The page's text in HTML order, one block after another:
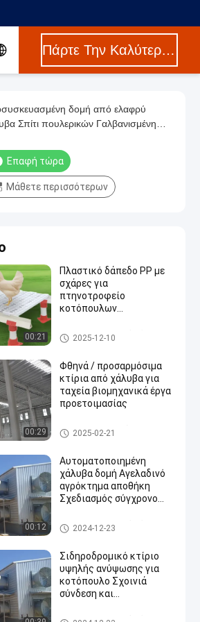
Πάρτε Την Καλύτερη Τιμή
δομή από ελαφρύ
Σπίτι πουλερικών Γαλβανισμένη
Επαφή τώρα
Μάθετε περισσότερων
00:21
Πλαστικό δάπεδο PP με
σχάρες για
πτηνοτροφείο
κοτόπουλων
Πτηνοτροφείο από χάλυβα
2025-12-10
00:29
Φθηνά / προσαρμόσιμα
κτίρια από χάλυβα για
ταχεία βιομηχανικά έργα
προετοιμασίας
Κτίριο μεταλλικών κατασκε
υών
2025-02-21
00:12
Αυτοματοποιημένη
χάλυβα δομή Αγελαδινό
αγρόκτημα αποθήκη
Σχεδιασμός σύγχρονο
Πτηνοτροφείο από χάλυβα
2024-12-23
Σιδηροδρομικό κτίριο
υψηλής ανύψωσης για
κοτόπουλο Σχοινιά
σύνδεση και
Πτηνοτροφείο από χάλυβα